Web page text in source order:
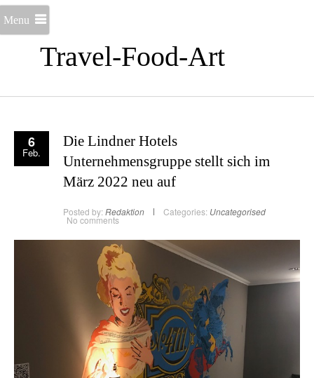
Travel-Food-Art
Menu
6
Feb.
Die Lindner Hotels
Unternehmensgruppe stellt sich im
März 2022 neu auf
Posted by: Redaktion Categories: Uncategorised
No comments